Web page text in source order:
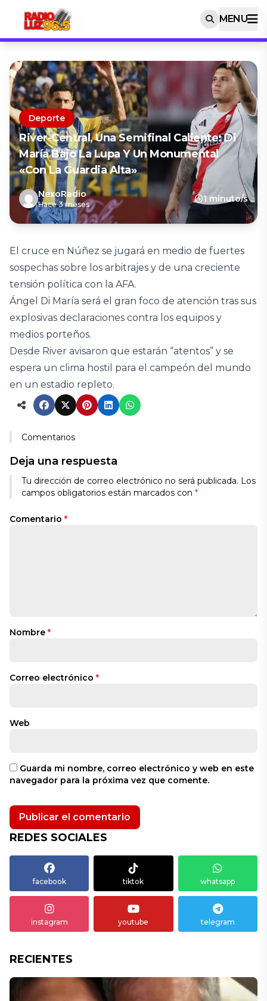
MENU
Deporte
River-Central, Una Semifinal Caliente: Di
María Bajo La Lupa Y Un Monumental
«con La Guardia Alta»
NexoRadio
Hace 3 meses
1 minuto/s
El cruce en Núñez se jugará en medio de fuertes
sospechas sobre los arbitrajes y de una creciente
tensión política con la AFA.
Ángel Di María será el gran foco de atención tras sus
explosivas declaraciones contra los equipos y
medios porteños.
Desde River avisaron que estarán “atentos” y se
espera un clima hostil para el campeón del mundo
en un estadio repleto.
Comentarios
Deja una respuesta
Tu dirección de correo electrónico no será publicada. Los
campos obligatorios están marcados con *
Comentario *
Nombre *
Correo electrónico *
Web
Guarda mi nombre, correo electrónico y web en este
navegador para la próxima vez que comente.
REDES SOCIALES
facebook tiktok whatsapp
instagram youtube telegram
RECIENTES